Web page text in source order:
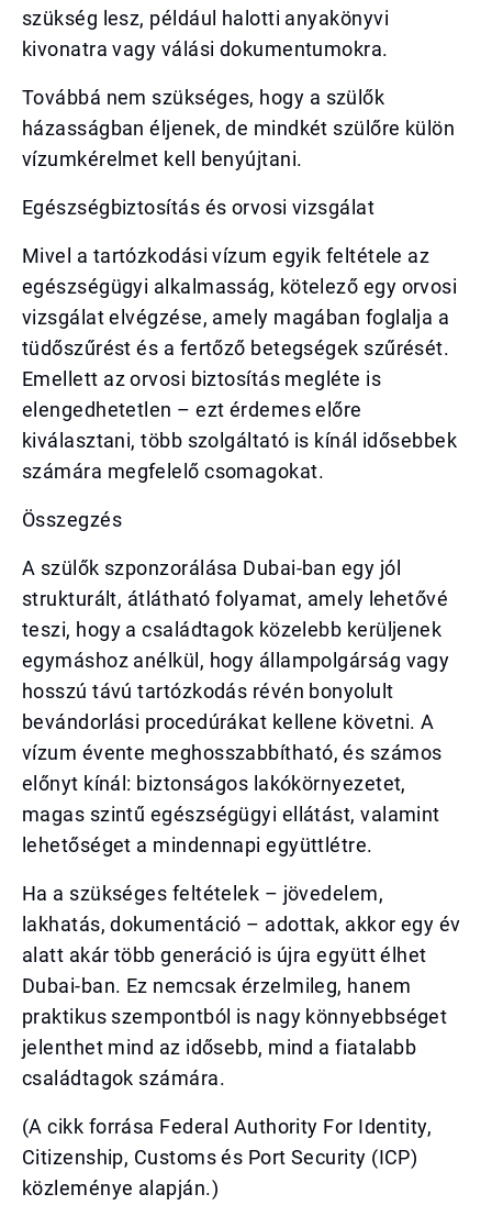
szükség lesz, például halotti anyakönyvi
kivonatra vagy válási dokumentumokra.
Továbbá nem szükséges, hogy a szülők
házasságban éljenek, de mindkét szülőre külön
vízumkérelmet kell benyújtani.
Egészségbiztosítás és orvosi vizsgálat
Mivel a tartózkodási vízum egyik feltétele az
egészségügyi alkalmasság, kötelező egy orvosi
vizsgálat elvégzése, amely magában foglalja a
tüdőszűrést és a fertőző betegségek szűrését.
Emellett az orvosi biztosítás megléte is
elengedhetetlen – ezt érdemes előre
kiválasztani, több szolgáltató is kínál idősebbek
számára megfelelő csomagokat.
Összegzés
A szülők szponzorálása Dubai-ban egy jól
strukturált, átlátható folyamat, amely lehetővé
teszi, hogy a családtagok közelebb kerüljenek
egymáshoz anélkül, hogy állampolgárság vagy
hosszú távú tartózkodás révén bonyolult
bevándorlási procedúrákat kellene követni. A
vízum évente meghosszabbítható, és számos
előnyt kínál: biztonságos lakókörnyezetet,
magas szintű egészségügyi ellátást, valamint
lehetőséget a mindennapi együttlétre.
Ha a szükséges feltételek – jövedelem,
lakhatás, dokumentáció – adottak, akkor egy év
alatt akár több generáció is újra együtt élhet
Dubai-ban. Ez nemcsak érzelmileg, hanem
praktikus szempontból is nagy könnyebbséget
jelenthet mind az idősebb, mind a fiatalabb
családtagok számára.
(A cikk forrása Federal Authority For Identity,
Citizenship, Customs és Port Security (ICP)
közleménye alapján.)